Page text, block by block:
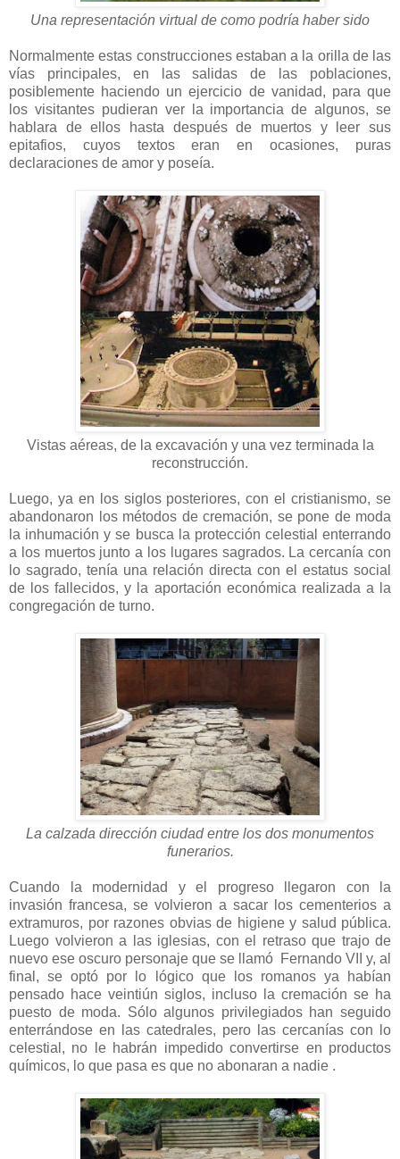
Una representación virtual de como podría haber sido
Normalmente estas construcciones estaban a la orilla de las
vías principales, en las salidas de las poblaciones,
posiblemente haciendo un ejercicio de vanidad, para que
los visitantes pudieran ver la importancia de algunos, se
hablara de ellos hasta después de muertos y leer sus
epitafios, cuyos textos eran en ocasiones, puras
declaraciones de amor y poseía.
Vistas aéreas, de la excavación y una vez terminada la
reconstrucción.
Luego, ya en los siglos posteriores, con el cristianismo, se
abandonaron los métodos de cremación, se pone de moda
la inhumación y se busca la protección celestial enterrando
a los muertos junto a los lugares sagrados. La cercanía con
lo sagrado, tenía una relación directa con el estatus social
de los fallecidos, y la aportación económica realizada a la
congregación de turno.
La calzada dirección ciudad entre los dos monumentos
funerarios.
Cuando la modernidad y el progreso llegaron con la
invasión francesa, se volvieron a sacar los cementerios a
extramuros, por razones obvias de higiene y salud pública.
Luego volvieron a las iglesias, con el retraso que trajo de
nuevo ese oscuro personaje que se llamó Fernando VII y, al
final, se optó por lo lógico que los romanos ya habían
pensado hace veintiún siglos, incluso la cremación se ha
puesto de moda. Sólo algunos privilegiados han seguido
enterrándose en las catedrales, pero las cercanías con lo
celestial, no le habrán impedido convertirse en productos
químicos, lo que pasa es que no abonaran a nadie .